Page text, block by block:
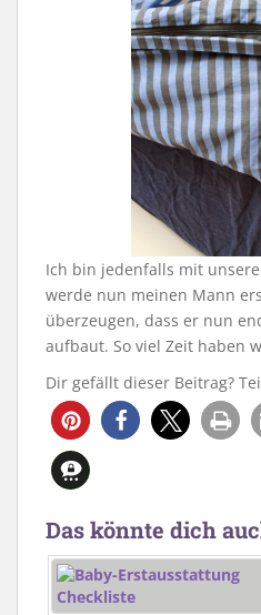
Ich bin jedenfalls mit
werde nun meinen Mann
überzeugen, dass er nun
aufbaut. So viel Zeit haben
Dir gefällt dieser Beitrag?
4
Das könnte dich